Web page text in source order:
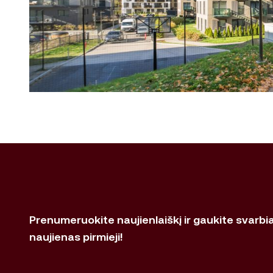
Prenumeruokite naujienlaiškį ir gaukite
naujienas pirmieji!